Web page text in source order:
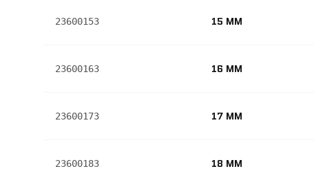
23600153 15 MM
23600163 16 MM
23600173 17 MM
23600183 18 MM